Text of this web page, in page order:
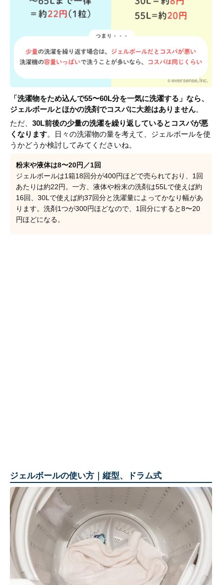
「洗濯物をため込んで55〜60L分を一気に洗濯する」なら、
ジェルボールとほかの洗剤でコスパに大差はありません。
ただ、 30L前後の少量の洗濯を繰り返しているとコスパが悪
くなります。日々の洗濯物の量を考えて、ジェルボールを使
うかどうか検討してみてくださいね。
粉末や液体は8〜20円／1回
ジェルボールは1箱18回分が400円ほどで売られており、1回
あたりは約22円。一方、液体や粉末の洗剤は55Lで使えば約
16回、30Lで使えば約37回分と洗濯量によってかなり幅があ
ります。洗剤1つが300円ほどなので、1回分にすると8〜20
円ほどになる。
ジェルボールの使い方｜縦型、ドラム式